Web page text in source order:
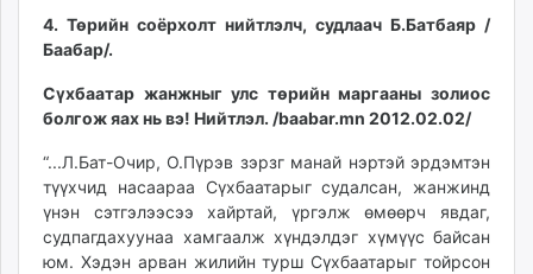
4. Төрийн соёрхолт нийтлэлч, судлаач Б.Батбаяр /
Баабар/.
Сүхбаатар жанжныг улс төрийн маргааны золиос
болгож яах нь вэ! Нийтлэл. /baabar.mn 2012.02.02/
“...Л.Бат-Очир, О.Пүрэв зэрзг манай нэртэй эрдэмтэн
түүхчид насаараа Сүхбаатарыг судалсан, жанжинд
үнэн сэтгэлээсээ хайртай, үргэлж өмөөрч явдаг,
судпагдахуунаа хамгаалж хүндэлдэг хүмүүс байсан
юм. Хэдэн арван жилийн турш Сүхбаатарыг тойрсон